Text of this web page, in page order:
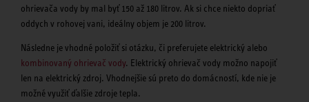
ohrievača vody by mal byť 150 až 180 litrov. Ak si chce niekto dopriať
oddych v rohovej vani, ideálny objem je 200 litrov.
Následne je vhodné položiť si otázku, či preferujete elektrický alebo
kombinovaný ohrievač vody. Elektrický ohrievač vody možno napojiť
len na elektrický zdroj. Vhodnejšie sú preto do domácností, kde nie je
možné využiť ďalšie zdroje tepla.